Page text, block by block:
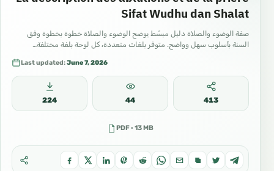
16/13 مقاطع روسي Важные клипы
Sifat Wudhu dan Shalat
صفة الوضوء والصلاة دليل مبسّط يوضح الوضوء والصلاة خطوة بخطوة وفق
السنة بأسلوب سهل وواضح. متوفر بلغات متعددة، كل لوحة بلغة مختلفة…
Last updated:June 7, 2026
224 44 413
PDF · 13 MB